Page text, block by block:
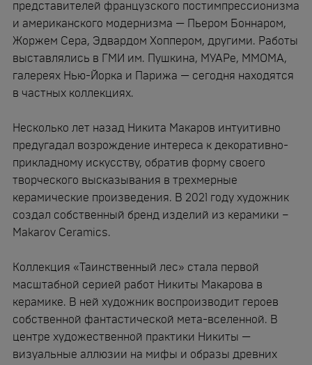
Контакты
представителей французского постимпрессионизма
и американского модернизма — Пьером Боннаром,
Жоржем Сера, Эдвардом Хоппером, другими. Работы
выставлялись в ГМИ им. Пушкина, МУАРе, ММОМА,
галереях Нью-Йорка и Парижа — сегодня находятся
в частных коллекциях.
Несколько лет назад Никита Макаров интуитивно
предугадал возрождение интереса к декоративно-
прикладному искусству, обратив форму своего
творческого высказывания в трехмерные
керамические произведения. В 2021 году художник
создал собственный бренд изделий из керамики –
Makarov Ceramics.
Коллекция «Таинственный лес» стала первой
масштабной серией работ Никиты Макарова в
керамике. В ней художник воспроизводит героев
собственной фантастической мета-вселенной. В
центре художественной практики Никиты —
визуальные аллюзии на мифы и образы древних